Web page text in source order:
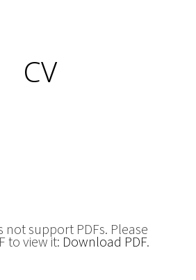
CV
not support PDFs. Please
to view it: Download PDF.